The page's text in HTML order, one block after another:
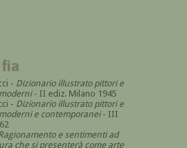
- Dizionario illustrato pittori e
- II ediz. Milano 1945
- Dizionario illustrato pittori e
e contemporanei- III
e sentimenti ad
che si presenterà come arte